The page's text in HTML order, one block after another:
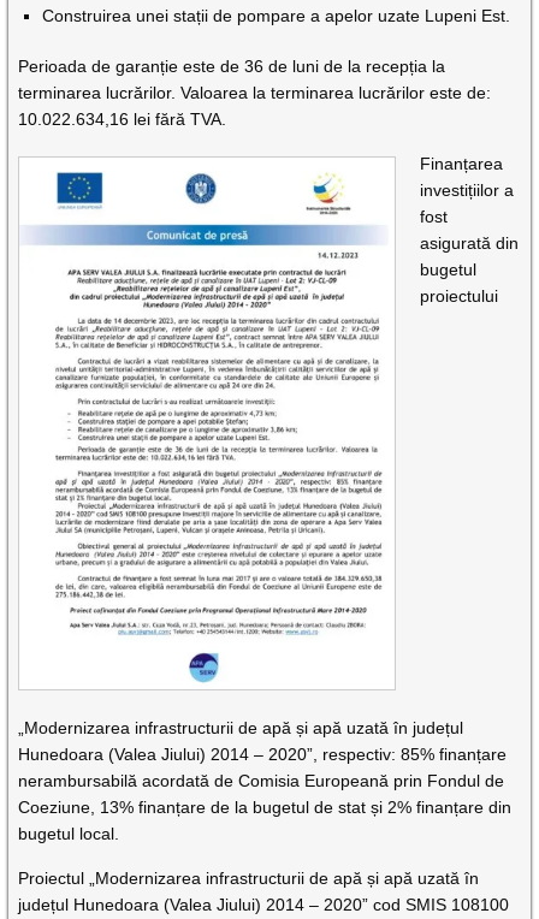
Construirea unei stații de pompare a apelor uzate Lupeni Est.
Perioada de garanție este de 36 de luni de la recepția la
terminarea lucrărilor. Valoarea la terminarea lucrărilor este de:
10.022.634,16 lei fără TVA.
Finanțarea
investițiilor a
fost
asigurată din
bugetul
proiectului
„Modernizarea infrastructurii de apă și apă uzată în județul
Hunedoara (Valea Jiului) 2014 – 2020”, respectiv: 85% finanțare
nerambursabilă acordată de Comisia Europeană prin Fondul de
Coeziune, 13% finanțare de la bugetul de stat și 2% finanțare din
bugetul local.
Proiectul „Modernizarea infrastructurii de apă și apă uzată în
județul Hunedoara (Valea Jiului) 2014 – 2020” cod SMIS 108100